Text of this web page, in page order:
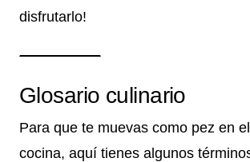
disfrutarlo!
Glosario culinario
Para que te muevas como pez en
cocina, aquí tienes algunos